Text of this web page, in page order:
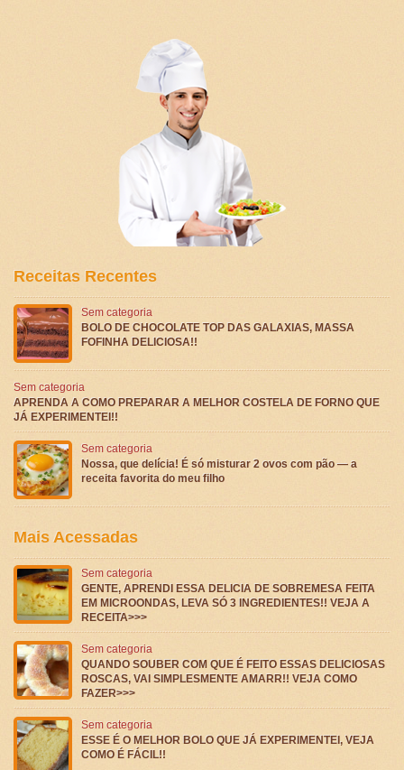
Receitas Recentes
Sem categoria
BOLO DE CHOCOLATE TOP DAS GALAXIAS, MASSA
FOFINHA DELICIOSA!!
Sem categoria
APRENDA A COMO PREPARAR A MELHOR COSTELA DE FORNO QUE
JÁ EXPERIMENTEI!!
Sem categoria
Nossa, que delícia! É só misturar 2 ovos com pão — a
receita favorita do meu filho
Mais Acessadas
Sem categoria
GENTE, APRENDI ESSA DELICIA DE SOBREMESA FEITA
EM MICROONDAS, LEVA SÓ 3 INGREDIENTES!! VEJA A
RECEITA>>>
Sem categoria
QUANDO SOUBER COM QUE É FEITO ESSAS DELICIOSAS
ROSCAS, VAI SIMPLESMENTE AMARR!! VEJA COMO
FAZER>>>
Sem categoria
ESSE É O MELHOR BOLO QUE JÁ EXPERIMENTEI, VEJA
COMO É FÁCIL!!